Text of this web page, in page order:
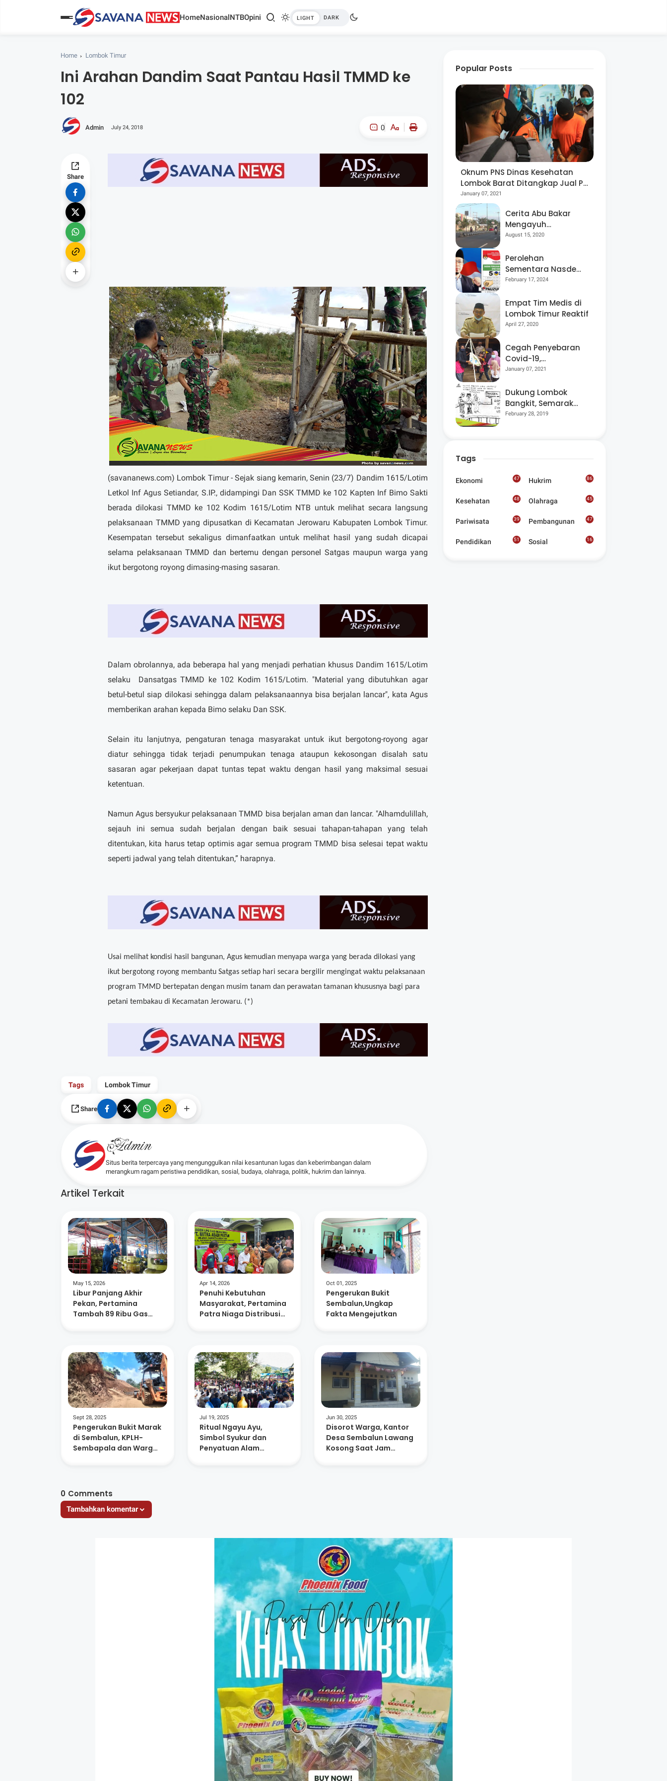
HomeNasionalNTBOpini
Home Lombok Timur
Ini Arahan Dandim Saat Pantau Hasil TMMD ke
102
Admin July 24, 2018 0
A-
Share
(savananews.com) Lombok Timur - Sejak siang kemarin, Senin (23/7) Dandim 1615/Lotim
Letkol Inf Agus Setiandar, S.IP., didampingi Dan SSK TMMD ke 102 Kapten Inf Bimo Sakti
berada dilokasi TMMD ke 102 Kodim 1615/Lotim NTB untuk melihat secara langsung
pelaksanaan TMMD yang dipusatkan di Kecamatan Jerowaru Kabupaten Lombok Timur.
Kesempatan tersebut sekaligus dimanfaatkan untuk melihat hasil yang sudah dicapai
selama pelaksanaan TMMD dan bertemu dengan personel Satgas maupun warga yang
ikut bergotong royong dimasing-masing sasaran.
Dalam obrolannya, ada beberapa hal yang menjadi perhatian khusus Dandim 1615/Lotim
selaku
Dansatgas TMMD ke 102 Kodim 1615/Lotim. "Material yang dibutuhkan agar
betul-betul siap dilokasi sehingga dalam pelaksanaannya bisa berjalan lancar", kata Agus
memberikan arahan kepada Bimo selaku Dan SSK.
Selain itu lanjutnya, pengaturan tenaga masyarakat untuk ikut bergotong-royong agar
diatur sehingga tidak terjadi penumpukan tenaga ataupun kekosongan disalah satu
sasaran agar pekerjaan dapat tuntas tepat waktu dengan hasil yang maksimal sesuai
ketentuan.
Namun Agus bersyukur pelaksanaan TMMD bisa berjalan aman dan lancar. "Alhamdulillah,
sejauh ini semua sudah berjalan dengan baik sesuai tahapan-tahapan yang telah
ditentukan, kita harus tetap optimis agar semua program TMMD bisa selesai tepat waktu
seperti jadwal yang telah ditentukan,” harapnya.
Usai melihat kondisi hasil bangunan, Agus kemudian menyapa warga yang berada dilokasi yang
ikut bergotong royong membantu Satgas setiap hari secara bergilir mengingat waktu pelaksanaan
program TMMD bertepatan dengan musim tanam dan perawatan tamanan khususnya bagi para
petani tembakau di Kecamatan Jerowaru. (*)
Tags Lombok Timur
Share
Admin
Situs berita terpercaya yang mengunggulkan nilai kesantunan lugas dan keberimbangan dalam
merangkum ragam peristiwa pendidikan, sosial, budaya, olahraga, politik, hukrim dan lainnya.
Artikel Terkait
May 15, 2026
Libur Panjang Akhir
Pekan, Pertamina
Tambah 89 Ribu Gas
Apr 14, 2026
Penuhi Kebutuhan
Masyarakat, Pertamina
Patra Niaga Distribusi
Oct 01, 2025
Pengerukan Bukit
Sembalun,Ungkap
Fakta Mengejutkan
Sept 28, 2025
Pengerukan Bukit Marak
di Sembalun, KPLH-
Sembapala dan Warga
Jul 19, 2025
Ritual Ngayu Ayu,
Simbol Syukur dan
Penyatuan Alam
Jun 30, 2025
Disorot Warga, Kantor
Desa Sembalun Lawang
Kosong Saat Jam
0 Comments
Tambahkan komentar
Popular Posts
Oknum PNS Dinas Kesehatan
Lombok Barat Ditangkap Jual Pil
Ekstasi
January 07, 2021
Cerita Abu Bakar
Mengayuh
Sepedanya Selama
Menggelorakan
Kemerdekaan
August 15, 2020
Perolehan
Sementara Nasdem
Lobar Tertinggi,
Berpeluang “Rebut”
Kursi Dapil 3
February 17, 2024
Empat Tim Medis di
Lombok Timur Reaktif
April 27, 2020
Cegah Penyebaran
Covid-19,
Bhabinkamtibmas
Kegiatan Posyandu
January 07, 2021
Dukung Lombok
Bangkit, Semarak
Pesta Rakyat
Seniman Di Lombok
February 28, 2019
Tags
Ekonomi 47 Hukrim 86
Kesehatan 48 Olahraga 45
Pariwisata 39 Pembangunan 47
Pendidikan 51 Sosial
16